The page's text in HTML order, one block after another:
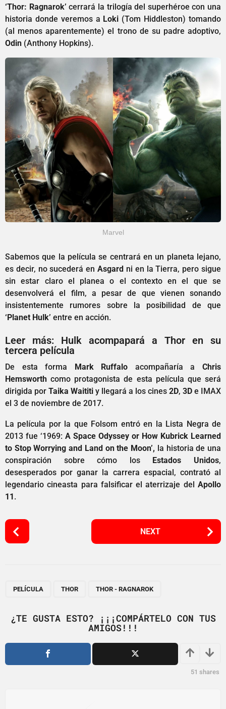
‘Thor: Ragnarok’ cerrará la trilogía del superhéroe con una
historia donde veremos a Loki (Tom Hiddleston) tomando
(al menos aparentemente) el trono de su padre adoptivo,
Odin (Anthony Hopkins).
Marvel
Sabemos que la película se centrará en un planeta lejano,
es decir, no sucederá enAsgard ni en la Tierra, pero sigue
sin estar claro el planea o el contexto en el que se
desenvolverá el film, a pesar de que vienen sonando
insistentemente rumores sobre la posibilidad de que
‘Planet Hulk’ entre en acción.
Leer más: Hulk acompapará a Thor en su
tercera película
De esta forma Mark Ruffalo acompañaría aChris
Hemsworth como protagonista de esta película que será
dirigida por Taika Waititi y llegará a los cines 2D, 3D e IMAX
el 3 de noviembre de 2017.
La película por la que Folsom entró en la Lista Negra de
2013 fue ‘1969: A Space Odyssey or How Kubrick Learned
to Stop Worrying and Land on the Moon’, la historia de una
conspiración sobre cómo los Estados Unidos,
desesperados por ganar la carrera espacial, contrató al
legendario cineasta para falsificar el aterrizaje del Apollo
11.
P
o
a
i
NEXT
PELÍCULA THOR THOR - RAGNAROK
¿TE GUSTA ESTO? ¡¡¡COMPÁRTELO CON TUS
AMIGOS!!!
51 shares